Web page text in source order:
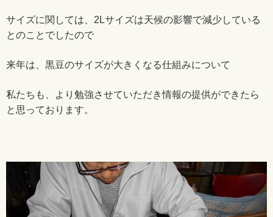
サイズに関しては、2Lサイズは天候の影響で減少している
とのことでしたので
来年は、黒豆のサイズが大きくなる仕組みについて
私たちも、より勉強させていただき情報の提供ができたら
と思っております。